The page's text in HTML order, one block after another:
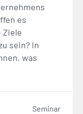
es
Ziele
sein? In
was
Seminar